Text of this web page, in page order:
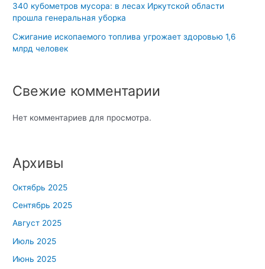
340 кубометров мусора: в лесах Иркутской области
прошла генеральная уборка
Сжигание ископаемого топлива угрожает здоровью 1,6
млрд человек
Свежие комментарии
Нет комментариев для просмотра.
Архивы
Октябрь 2025
Сентябрь 2025
Август 2025
Июль 2025
Июнь 2025